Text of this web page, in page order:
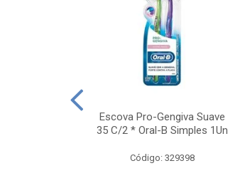
Escova Pro-Gengiva Suave
35 C/2 * Oral-B Simples 1Un
Código: 329398